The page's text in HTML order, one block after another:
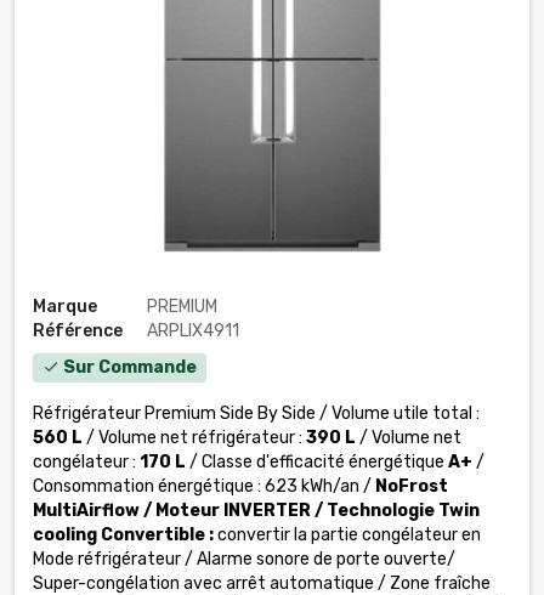
Marque
PREMIUM
Référence
ARPLIX4911
check Sur Commande
Réfrigérateur Premium Side By Side / Volume utile total :
560 L / Volume net réfrigérateur : 390 L / Volume net
congélateur : 170 L / Classe d'efficacité énergétique A+ /
Consommation énergétique : 623 kWh/an / NoFrost
MultiAirflow / Moteur INVERTER / Technologie Twin
cooling Convertible :convertir la partie congélateur en
Mode réfrigérateur / Alarme sonore de porte ouverte/
Super-congélation avec arrêt automatique / Zone fraîche